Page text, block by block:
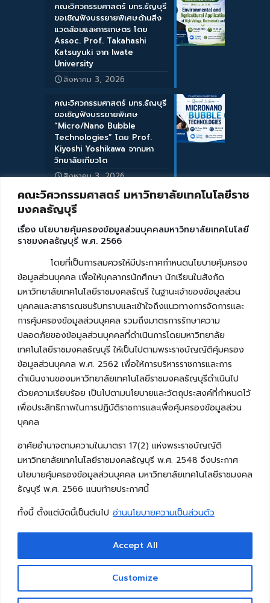
คณะวิศวกรรมศาสตร์ มหาวิทยาลัยเทคโนโลยีราช
มงคลธัญบุรี
เรื่อง นโยบายคุ้มครองข้อมูลส่วนบุคคลมหาวิทยาลัยเทคโนโลยี
ราชมงคลธัญบุรี พ.ศ. 2566
โดยที่เป็นการสมควรให้มีประกาศกำหนดนโยบายคุ้มครอง
ข้อมูลส่วนบุคคล เพื่อให้บุคลากรนักศึกษา นักเรียนในสังกัด
มหาวิทยาลัยเทคโนโลยีราชมงคลธัญรี ในฐานะเจ้าของข้อมูลส่วน
บุคคลและสาธารณชนรับทราบและเข้าใจถึงแนวทางการจัดการและ
การคุ้มครองข้อมูลส่วนบุคคล รวมถึงมาตรการรักษาความ
ปลอดภัยของข้อมูลส่วนบุคคลที่ดำเนินการโดยมหาวิทยาลัย
เทคโนโลยีราชมงคลธัญบุรี ให้เป็นไปตามพระราชบัญญัติคุ้มครอง
ข้อมูลส่วนบุคคล พ.ศ. 2562 เพื่อให้การบริหารราชการและการ
ดำเนินงานของมหาวิทยาลัยเทคโนโลยีราชมงคลธัญบุรีดำเนินไป
ด้วยความเรียบร้อย เป็นไปตามนโยบายและวัตถุประสงค์ที่กำหนดไว้
เพื่อประสิทธิภาพในการปฏิบัติราชการและเพื่อคุ้มครองข้อมูลส่วน
บุคคล
อาศัยอำนาจตามความในมาตรา 17(2) แห่งพระราชบัญญัติ
มหาวิทยาลัยเทคโนโลยีราชมงคลธัญบุรี พ.ศ. 2548 จึงประกาศ
นโยบายคุ้มครองข้อมูลส่วนบุคคล มหาวิทยาลัยเทคโนโลยีราชมงคล
ธัญบุรี พ.ศ. 2566 แนบท้ายประกาศนี้
ทั้งนี้ ตั้งแต่บัดนี้เป็นต้นไป อ่านนโยบายความเป็นส่วนตัว
Customize
Accept All
คณะวิศวกรรมศาสตร์ มทร.ธัญบุรี
ขอเชิญฟังบรรยายพิเศษด้านสิ่ง
แวดล้อมและการเกษตร โดย
Assoc. Prof. Takahashi
Katsuyuki จาก Iwate
University
สิงหาคม 3, 2026
คณะวิศวกรรมศาสตร์ มทร.ธัญบุรี
ขอเชิญฟังบรรยายพิเศษ
“Micro/Nano Bubble
Technologies” โดย Prof.
Kiyoshi Yoshikawa จากมหา
วิทยาลัยเกียวโต
สิงหาคม 3, 2026
Copyright © 2026 คณะวิศวกรรมศาสตร์ มหาวิทยาลัย
เทคโนโลยีราชมงคลธัญบุรี